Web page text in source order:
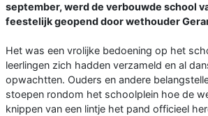
september, werd de verbouwde school
feestelijk geopend door wethouder
Het was een vrolijke bedoening op het
leerlingen zich hadden verzameld en al
opwachtten. Ouders en andere
stoepen rondom het schoolplein hoe de
knippen van een lintje het pand officieel